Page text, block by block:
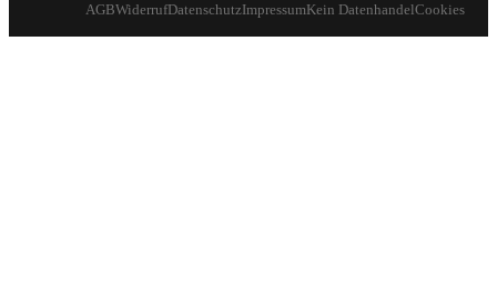
AGBWiderrufDatenschutzImpressumKein DatenhandelCookies